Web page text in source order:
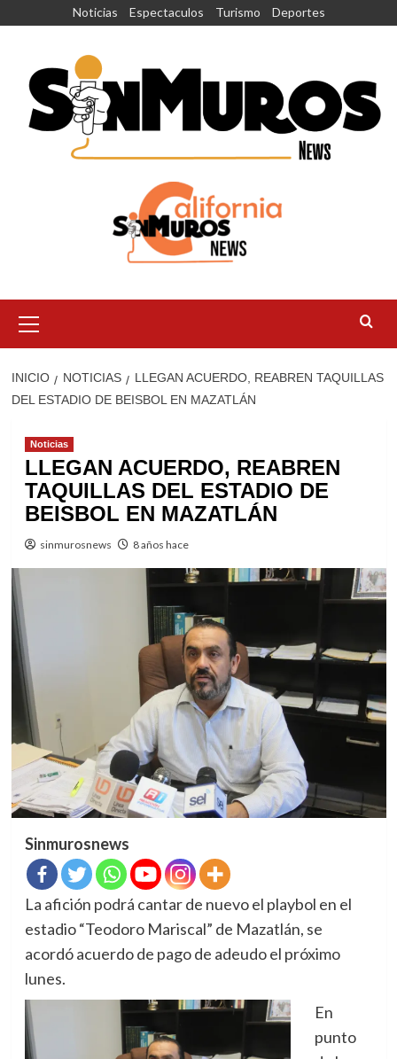
Noticias Espectaculos Turismo Deportes
principal
INICIO NOTICIAS
LLEGAN ACUERDO, REABREN TAQUILLAS
DEL ESTADIO DE BEISBOL EN MAZATLÁN
Noticias
LLEGAN ACUERDO, REABREN
TAQUILLAS DEL ESTADIO DE
BEISBOL EN MAZATLÁN
sinmurosnews 8 años hace
Sinmurosnews
La afición podrá cantar de nuevo el playbol en el
estadio “Teodoro Mariscal” de Mazatlán, se
acordó acuerdo de pago de adeudo el próximo
lunes.
En
punto